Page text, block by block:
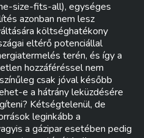
size-fits-all), egységes
azonban nem lesz
költséghatékony
eltérő potenciállal
terén, és így a
hozzáféréssel nem
csak jóval később
e a hátrány leküzdésére
Kétségtelenül, de
leginkább a
a gázipar esetében pedig